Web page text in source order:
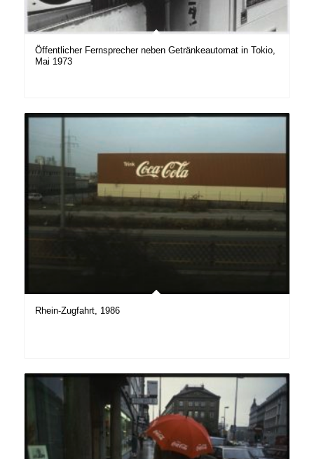
Öffentlicher Fernsprecher neben Getränkeautomat in Tokio,
Mai 1973
Rhein-Zugfahrt, 1986